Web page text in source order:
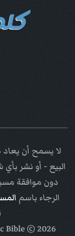
لا يسمح أن
البيع - أو نشر
دون موافقة
الرجاء باسم
2026
© Kalimat Alhayat a ministry of
Bible